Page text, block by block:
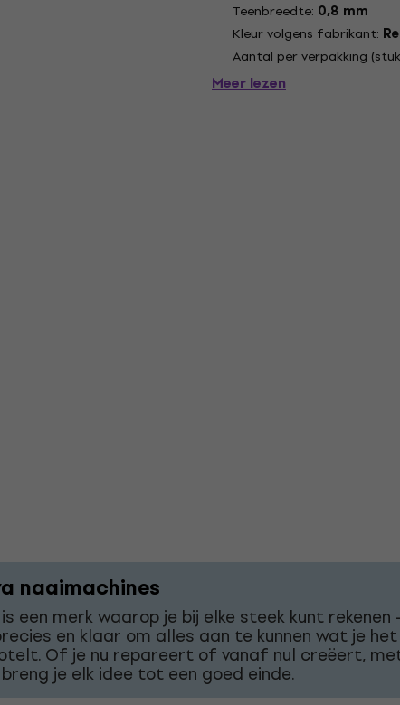
Teenbreedte: 0,8 mm
Kleur volgens fabrikant:
Aantal per verpakking
Meer lezen
naaimachines
een merk waarop je bij elke steek kunt rekenen
en klaar om alles aan te kunnen wat je het
Of je nu repareert of vanaf nul creëert,
je elk idee tot een goed einde.